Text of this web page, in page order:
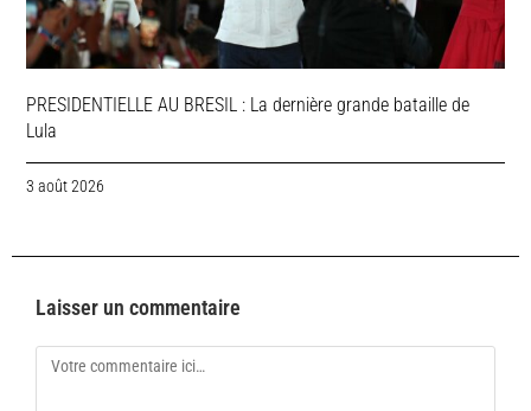
PRESIDENTIELLE AU BRESIL : La dernière grande bataille de
Lula
3 août 2026
Laisser un commentaire